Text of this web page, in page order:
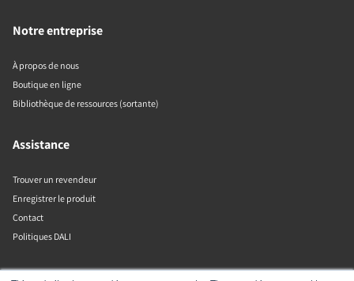
Notre entreprise
À propos de nous
Boutique en ligne
Bibliothèque de ressources (sortante)
Assistance
Trouver un revendeur
Enregistrer le produit
Contact
Politiques DALI
DALI A/S